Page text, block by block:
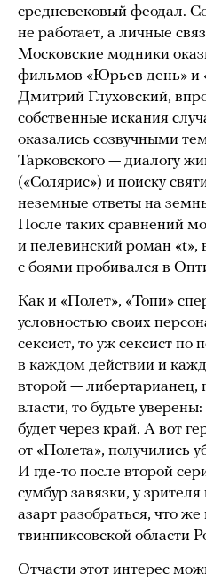
средневековый феодал.
не работает, а личные
Московские модники
фильмов «Юрьев день» и
Дмитрий Глуховский,
собственные искания
оказались созвучными
Тарковского — диалогу
(«Солярис») и поиску
неземные ответы на
После таких сравнений
и пелевинский роман «t»,
с боями пробивался в
Как и «Полет», «Топи»
условностью своих
сексист, то уж сексист по
в каждом действии и
второй —
власти, то будьте
будет через край. А вот
от «Полета», получились
И где-то после второй
сумбур завязки, у
азарт разобраться, что
твинпиксовской области
Отчасти этот интерес